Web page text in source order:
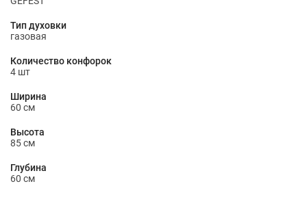
Тип духовки
газовая
Количество конфорок
4 шт
Ширина
60 см
Высота
85 см
Глубина
60 см